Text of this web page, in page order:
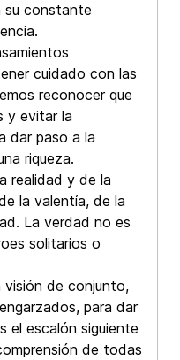
su constante
cuidado con las
reconocer que
y evitar la
dar paso a la
riqueza.
realidad y de la
la valentía, de la
La verdad no es
solitarios o
visión de conjunto,
para dar
el escalón siguiente
de todas